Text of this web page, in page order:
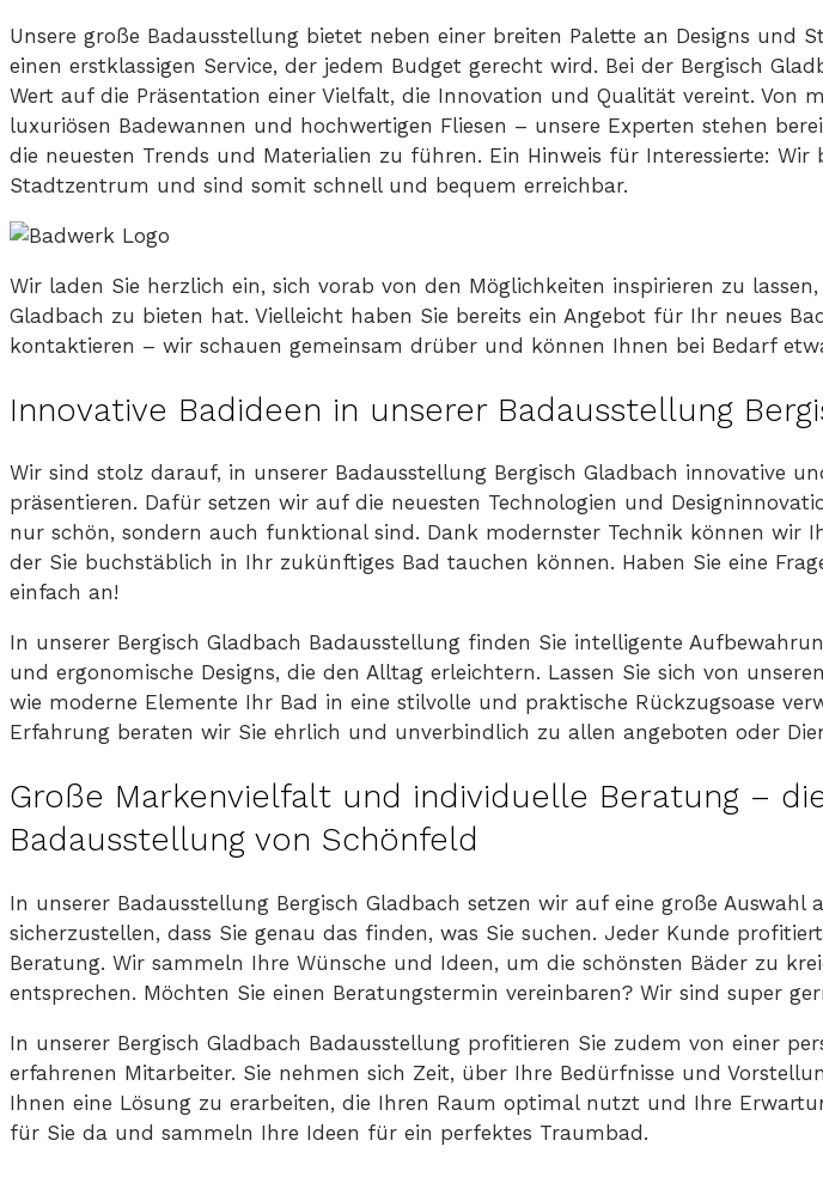
Unsere große Badausstellung bietet neben einer breiten Palette an Designs und
einen erstklassigen Service, der jedem Budget gerecht wird. Bei der Bergisch
Wert auf die Präsentation einer Vielfalt, die Innovation und Qualität vereint. Von
luxuriösen Badewannen und hochwertigen Fliesen – unsere Experten stehen
die neuesten Trends und Materialien zu führen. Ein Hinweis für Interessierte:
Stadtzentrum und sind somit schnell und bequem erreichbar.
Wir laden Sie herzlich ein, sich vorab von den Möglichkeiten inspirieren zu
Gladbach zu bieten hat. Vielleicht haben Sie bereits ein Angebot für Ihr neues
kontaktieren – wir schauen gemeinsam drüber und können Ihnen bei Bedarf
Innovative Badideen in unserer Badausstellung
Wir sind stolz darauf, in unserer Badausstellung Bergisch Gladbach innovative
präsentieren. Dafür setzen wir auf die neuesten Technologien und
nur schön, sondern auch funktional sind. Dank modernster Technik können wir
der Sie buchstäblich in Ihr zukünftiges Bad tauchen können. Haben Sie eine
einfach an!
In unserer Bergisch Gladbach Badausstellung finden Sie intelligente
und ergonomische Designs, die den Alltag erleichtern. Lassen Sie sich von
wie moderne Elemente Ihr Bad in eine stilvolle und praktische Rückzugsoase
Erfahrung beraten wir Sie ehrlich und unverbindlich zu allen angeboten oder
Große Markenvielfalt und individuelle Beratung –
Badausstellung von Schönfeld
In unserer Badausstellung Bergisch Gladbach setzen wir auf eine große Auswahl
sicherzustellen, dass Sie genau das finden, was Sie suchen. Jeder Kunde
Beratung. Wir sammeln Ihre Wünsche und Ideen, um die schönsten Bäder zu
entsprechen. Möchten Sie einen Beratungstermin vereinbaren? Wir sind super
In unserer Bergisch Gladbach Badausstellung profitieren Sie zudem von einer
erfahrenen Mitarbeiter. Sie nehmen sich Zeit, über Ihre Bedürfnisse und
Ihnen eine Lösung zu erarbeiten, die Ihren Raum optimal nutzt und Ihre
für Sie da und sammeln Ihre Ideen für ein perfektes Traumbad.